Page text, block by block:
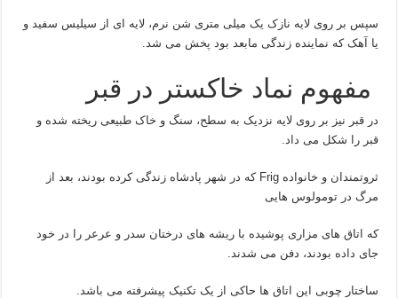
سپس بر روی لایه نازک یک میلی متری شن نرم، لایه ای از سیلیس سفید و
یا آهک که نماینده زندگی مابعد بود پخش می شد.
مفهوم نماد خاکستر در قبر
در قبر نیز بر روی لایه نزدیک به سطح، سنگ و خاک طبیعی ریخته شده و
قبر را شکل می داد.
ثروتمندان و خانواده Frig که در شهر پادشاه زندگی کرده بودند، بعد از
مرگ در تومولوس هایی
که اتاق های مزاری پوشیده با ریشه های درختان سدر و عرعر را در خود
جای داده بودند، دفن می شدند.
ساختار چوبی این اتاق ها حاکی از یک تکنیک پیشرفته می باشد.